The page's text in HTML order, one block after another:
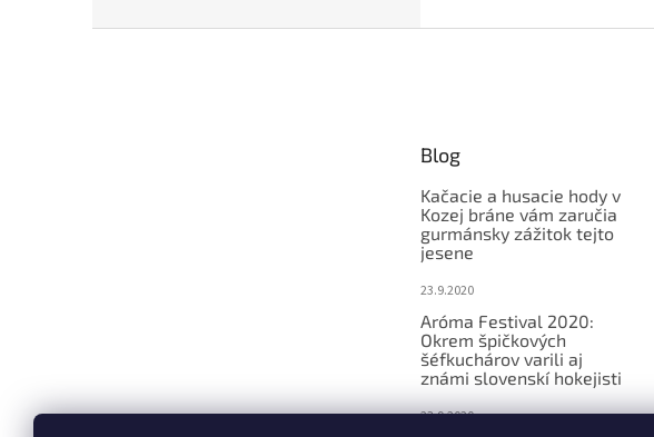
Blog
Kačacie a husacie hody v
Kozej bráne vám zaručia
gurmánsky zážitok tejto
jesene
23.9.2020
Aróma Festival 2020:
Okrem špičkových
šéfkuchárov varili aj
známi slovenskí hokejisti
23.9.2020